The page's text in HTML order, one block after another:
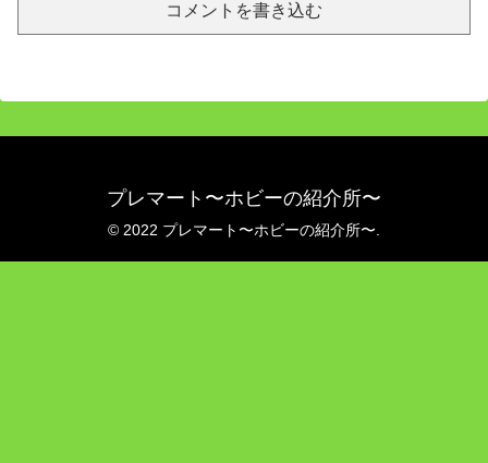
コメントを書き込む
プレマート〜ホビーの紹介所〜
© 2022 プレマート〜ホビーの紹介所〜.